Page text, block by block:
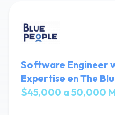
Software Engineer
Expertise en The
$45,000 a 50,000